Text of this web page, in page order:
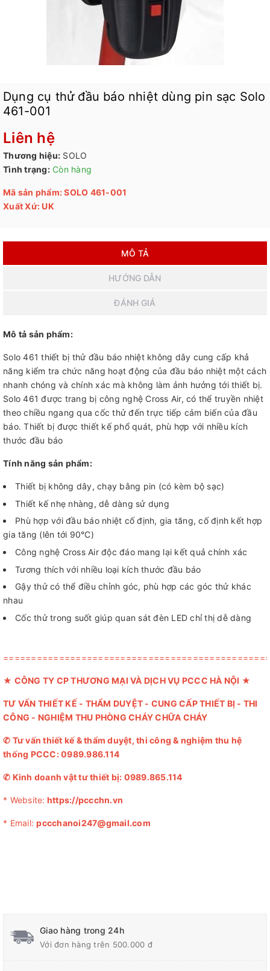
Dụng cụ thử đầu báo nhiệt dùng pin sạc Solo
461-001
Liên hệ
Thương hiệu: SOLO
Tình trạng: Còn hàng
Mã sản phẩm: SOLO 461-001
Xuất Xứ: UK
MÔ TẢ
HƯỚNG DẪN
ĐÁNH GIÁ
Mô tả sản phẩm:
Solo 461 thiết bị thử đầu báo nhiệt không dây cung cấp khả
năng kiểm tra chức năng hoạt động của đầu báo nhiệt một cách
nhanh chóng và chính xác mà không làm ảnh hưởng tới thiết bị.
Solo 461 được trang bị công nghệ Cross Air, có thể truyền nhiệt
theo chiều ngang qua cốc thử đến trực tiếp cảm biến của đầu
báo. Thiết bị được thiết kế phổ quát, phù hợp với nhiều kích
thước đầu báo
Tính năng sản phẩm:
Thiết bị không dây, chạy bằng pin (có kèm bộ sạc)
Thiết kế nhẹ nhàng, dễ dàng sử dụng
Phù hợp với đầu báo nhiệt cố định, gia tăng, cố định kết hợp
gia tăng (lên tới 90°C)
Công nghệ Cross Air độc đáo mang lại kết quả chính xác
Tương thích với nhiều loại kích thước đầu báo
Gậy thử có thể điều chỉnh góc, phù hợp các góc thử khác
nhau
Cốc thử trong suốt giúp quan sát đèn LED chỉ thị dễ dàng
★ CÔNG TY CP THƯƠNG MẠI VÀ DỊCH VỤ PCCC HÀ NỘI ★
TƯ VẤN THIẾT KẾ - THẨM DUYỆT - CUNG CẤP THIẾT BỊ - THI
CÔNG - NGHIỆM THU PHÒNG CHÁY CHỮA CHÁY
✆ Tư vấn thiết kế & thẩm duyệt, thi công & nghiệm thu hệ
thống PCCC:0989.986.114
✆ Kinh doanh vật tư thiết bị: 0989.865.114
* Website: https://pccchn.vn
* Email:pccchanoi247@gmail.com
Giao hàng trong 24h
Với đơn hàng trên 500.000 đ